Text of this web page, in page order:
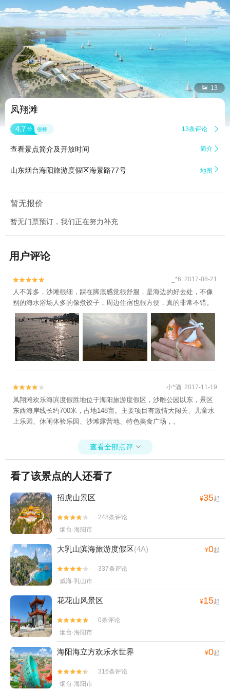
 13
凤翔滩
4.7 分 很棒 13条评论 
查看景点简介及开放时间 简介 
山东烟台海阳旅游度假区海景路77号 地图 
暂无报价
暂无门票预订，我们正在努力补充
用户评论

 _*6 2017-08-21
人不算多，沙滩很细，踩在脚底感觉很舒服，是海边的好去处，不像
别的海水浴场人多的像煮饺子，周边住宿也很方便，真的非常不错。

 小*酒 2017-11-19
凤翔滩欢乐海滨度假胜地位于海阳旅游度假区，沙雕公园以东，景区
东西海岸线长约700米，占地148亩。主要项目有激情大闯关、儿童水
上乐园、休闲体验乐园、沙滩露营地、特色美食广场，。
查看全部点评 
看了该景点的人还看了
招虎山景区 ¥35起


248条评论
烟台·海阳市
大乳山滨海旅游度假区(4A) ¥0起


337条评论
威海·乳山市
花花山风景区 ¥15起


0条评论
烟台·海阳市
海阳海立方欢乐水世界 ¥0起


316条评论
烟台·海阳市
